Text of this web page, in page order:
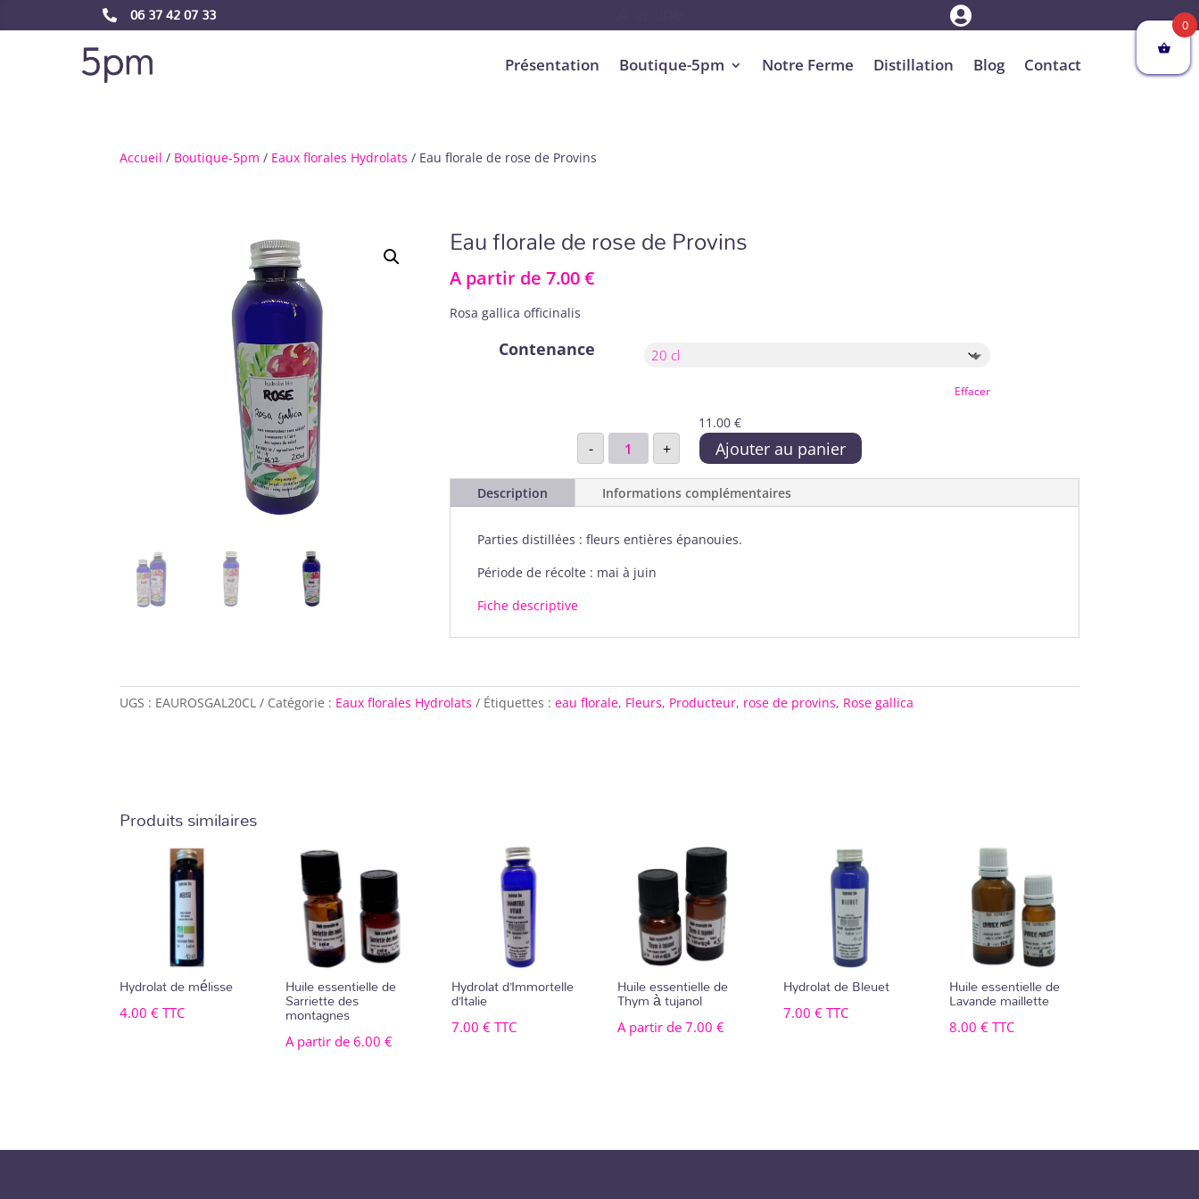
 06 37 42 07 33 
Présentation Boutique-5pm Notre Ferme Distillation Blog Contact
Accueil / Boutique-5pm / Eaux florales Hydrolats / Eau florale de rose de Provins
Eau florale de rose de Provins
A partir de 7.00€
Rosa gallica officinalis
Contenance
Effacer
11.00 €
-
quantité
de
Eau
florale
rose
Provins
+ Ajouter au panier
Description Informations complémentaires
Parties distillées : fleurs entières épanouies.
Période de récolte : mai à juin
Fiche descriptive
UGS : EAUROSGAL20CL Catégorie : Eaux florales Hydrolats Étiquettes :eau florale, Fleurs, Producteur, rose de provins, Rose gallica
Produits similaires
Hydrolat de mélisse
4.00€ TTC
Huile essentielle de
Sarriette des
montagnes
A partir de6.00€
Hydrolat d’Immortelle
d’Italie
7.00€ TTC
Huile essentielle de
Thym à tujanol
A partir de7.00€
Hydrolat de Bleuet
7.00€ TTC
Huile essentielle de
Lavande maillette
8.00€ TTC
0